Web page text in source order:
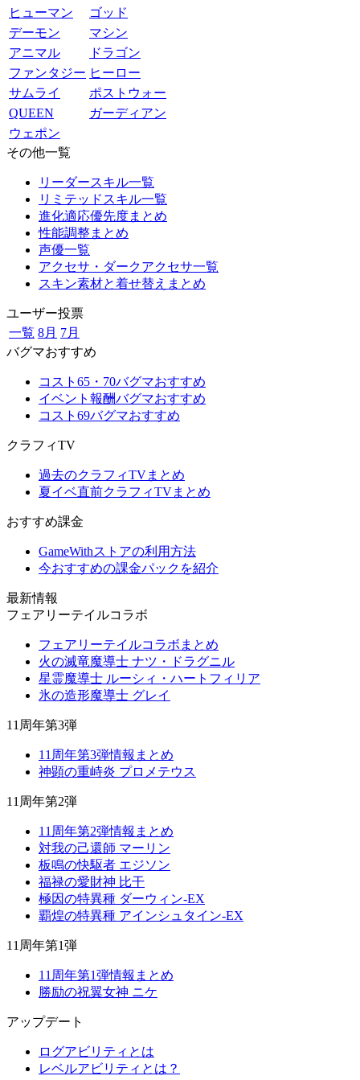
ヒューマン
ゴッド
デーモン
マシン
アニマル
ドラゴン
ファンタジー ヒーロー
サムライ
ポストウォー
QUEEN
ガーディアン
ウェポン
その他一覧
リーダースキル一覧
リミテッドスキル一覧
進化適応優先度まとめ
性能調整まとめ
声優一覧
アクセサ・ダークアクセサ一覧
スキン素材と着せ替えまとめ
ユーザー投票
一覧 8月 7月
バグマおすすめ
コスト65・70バグマおすすめ
イベント報酬バグマおすすめ
コスト69バグマおすすめ
クラフィTV
過去のクラフィTVまとめ
夏イベ直前クラフィTVまとめ
おすすめ課金
GameWithストアの利用方法
今おすすめの課金パックを紹介
最新情報
フェアリーテイルコラボ
フェアリーテイルコラボまとめ
火の滅竜魔導士 ナツ・ドラグニル
星霊魔導士 ルーシィ・ハートフィリア
氷の造形魔導士 グレイ
11周年第3弾
11周年第3弾情報まとめ
神顕の重峙炎 プロメテウス
11周年第2弾
11周年第2弾情報まとめ
対我の己還師 マーリン
板鳴の快駆者 エジソン
福禄の愛財神 比干
極因の特異種 ダーウィン-EX
覇煌の特異種 アインシュタイン-EX
11周年第1弾
11周年第1弾情報まとめ
勝励の祝翼女神 ニケ
アップデート
ログアビリティとは
レベルアビリティとは？